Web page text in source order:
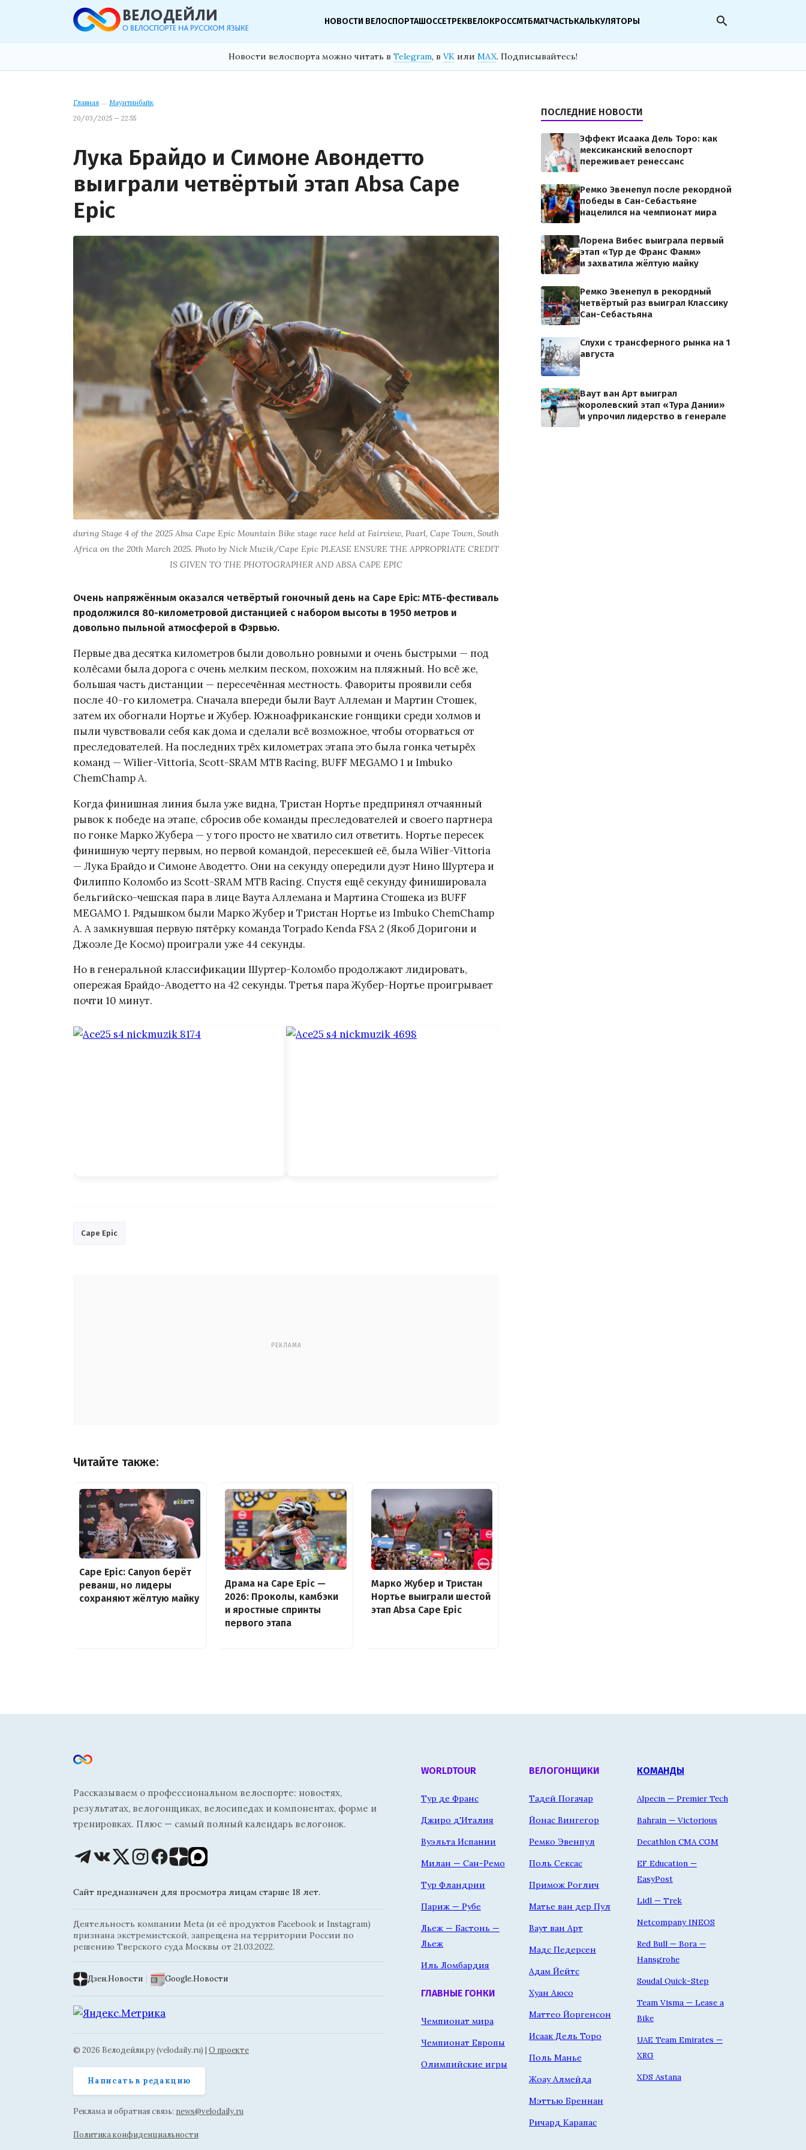
НОВОСТИ ВЕЛОСПОРТАШОССЕТРЕКВЕЛОКРОССМТБМАТЧАСТЬКАЛЬКУЛЯТОРЫ search
Новости велоспорта можно читать в Telegram, в VK или MAX. Подписывайтесь!
Главная → Маунтинбайк
20/03/2025 — 22:55
Лука Брайдо и Симоне Авондетто
выиграли четвёртый этап Absa Cape
Epic
during Stage 4 of the 2025 Absa Cape Epic Mountain Bike stage race held at Fairview, Paarl, Cape Town, South
Africa on the 20th March 2025. Photo by Nick Muzik/Cape Epic PLEASE ENSURE THE APPROPRIATE CREDIT
IS GIVEN TO THE PHOTOGRAPHER AND ABSA CAPE EPIC
Очень напряжённым оказался четвёртый гоночный день на Cape Epic: МТБ-фестиваль
продолжился 80-километровой дистанцией с набором высоты в 1950 метров и
довольно пыльной атмосферой в Фэрвью.
Первые два десятка километров были довольно ровными и очень быстрыми — под
колёсами была дорога с очень мелким песком, похожим на пляжный. Но всё же,
большая часть дистанции — пересечённая местность. Фавориты проявили себя
после 40-го километра. Сначала впереди были Ваут Аллеман и Мартин Стошек,
затем их обогнали Нортье и Жубер. Южноафриканские гонщики среди холмов и
пыли чувствовали себя как дома и сделали всё возможное, чтобы оторваться от
преследователей. На последних трёх километрах этапа это была гонка четырёх
команд — Wilier-Vittoria, Scott-SRAM MTB Racing, BUFF MEGAMO 1 и Imbuko
ChemChamp A.
Когда финишная линия была уже видна, Тристан Нортье предпринял отчаянный
рывок к победе на этапе, сбросив обе команды преследователей и своего партнера
по гонке Марко Жубера — у того просто не хватило сил ответить. Нортье пересек
финишную черту первым, но первой командой, пересекшей её, была Wilier-Vittoria
— Лука Брайдо и Симоне Аводетто. Они на секунду опередили дуэт Нино Шуртера и
Филиппо Коломбо из Scott-SRAM MTB Racing. Спустя ещё секунду финишировала
бельгийско-чешская пара в лице Ваута Аллемана и Мартина Стошека из BUFF
MEGAMO 1. Рядышком были Марко Жубер и Тристан Нортье из Imbuko ChemChamp
A. А замкнувшая первую пятёрку команда Torpado Kenda FSA 2 (Якоб Доригони и
Джоэле Де Космо) проиграли уже 44 секунды.
Но в генеральной классификации Шуртер-Коломбо продолжают лидировать,
опережая Брайдо-Аводетто на 42 секунды. Третья пара Жубер-Нортье проигрывает
почти 10 минут.
Cape Epic
РЕКЛАМА
Читайте также:
Cape Epic: Canyon берёт
реванш, но лидеры
сохраняют жёлтую майку
Драма на Cape Epic —
2026: Проколы, камбэки
и яростные спринты
первого этапа
Марко Жубер и Тристан
Нортье выиграли шестой
этап Absa Cape Epic
ПОСЛЕДНИЕ НОВОСТИ
Эффект Исаака Дель Торо: как
мексиканский велоспорт
переживает ренессанс
Ремко Эвенепул после рекордной
победы в Сан-Себастьяне
нацелился на чемпионат мира
Лорена Вибес выиграла первый
этап «Тур де Франс Фамм»
и захватила жёлтую майку
Ремко Эвенепул в рекордный
четвёртый раз выиграл Классику
Сан-Себастьяна
Слухи с трансферного рынка на 1
августа
Ваут ван Арт выиграл
королевский этап «Тура Дании»
и упрочил лидерство в генерале
Рассказываем о профессиональном велоспорте: новостях,
результатах, велогонщиках, велосипедах и компонентах, форме и
тренировках. Плюс — самый полный календарь велогонок.
Сайт предназначен для просмотра лицам старше 18 лет.
Деятельность компании Meta (и её продуктов Facebook и Instagram)
признана экстремистской, запрещена на территории России по
решению Тверского суда Москвы от 21.03.2022.
Дзен.Новости | Google.Новости
© 2026 Велодейли.ру (velodaily.ru) | О проекте
Написать в редакцию
Реклама и обратная связь: news@velodaily.ru
Политика конфиденциальности
WORLDTOUR
Тур де Франс
Джиро д'Италия
Вуэльта Испании
Милан — Сан-Ремо
Тур Фландрии
Париж — Рубе
Льеж — Бастонь —
Льеж
Иль Ломбардия
ГЛАВНЫЕ ГОНКИ
Чемпионат мира
Чемпионат Европы
Олимпийские игры
ВЕЛОГОНЩИКИ
Тадей Погачар
Йонас Вингегор
Ремко Эвенпул
Поль Сексас
Примож Роглич
Матье ван дер Пул
Ваут ван Арт
Мадс Педерсен
Адам Йейтс
Хуан Аюсо
Маттео Йоргенсон
Исаак Дель Торо
Поль Манье
Жоау Алмейда
Мэттью Бреннан
Ричард Карапас
КОМАНДЫ
Alpecin — Premier Tech
Bahrain — Victorious
Decathlon CMA CGM
EF Education —
EasyPost
Lidl — Trek
Netcompany INEOS
Red Bull — Bora —
Hansgrohe
Soudal Quick-Step
Team Visma — Lease a
Bike
UAE Team Emirates —
XRG
XDS Astana